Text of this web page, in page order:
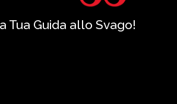
Tua Guida allo Svago!